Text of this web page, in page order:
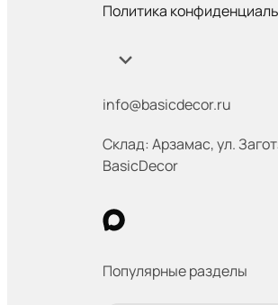
Политика
info@basicdecor.ru
Склад: Арзамас,ул.
BasicDecor
Популярные разделы